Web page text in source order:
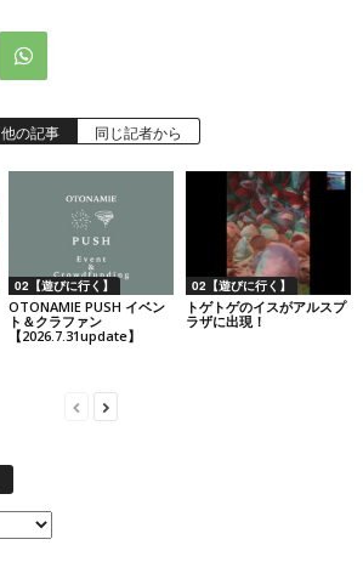
他の記事 同じ記者から
02【遊びに行く】
OTONAMIE PUSH イベン
ト＆クラファン
【2026.7.31update】
02【遊びに行く】
トゲトゲのイスがアルスプ
ラザに出現！